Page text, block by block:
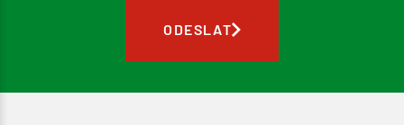
ODESLAT